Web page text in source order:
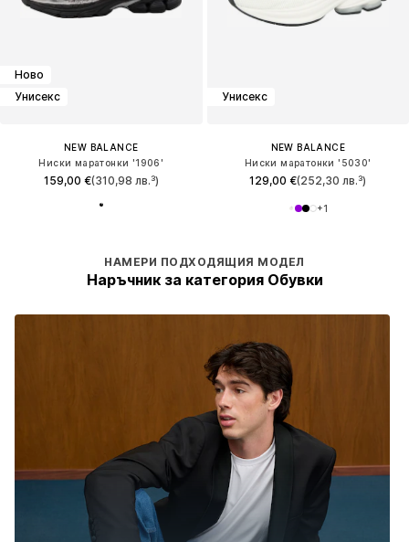
Ново
Унисекс
NEW BALANCE
Ниски маратонки '1906'
159,00 €(310,98 лв.³)
Унисекс
NEW BALANCE
Ниски маратонки '5030'
129,00 €(252,30 лв.³)
+1
НАМЕРИ ПОДХОДЯЩИЯ МОДЕЛ
Наръчник за категория Обувки